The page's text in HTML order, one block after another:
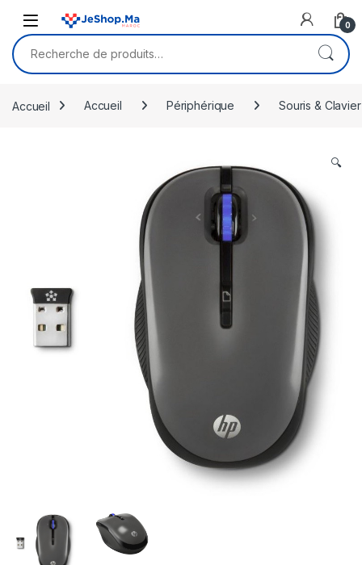
0
Recherche pour :
Accueil Accueil Périphérique Souris & Clavier
🔍